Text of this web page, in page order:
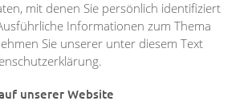
mit denen Sie persönlich identifiziert
Informationen zum Thema
Sie unserer unter diesem Text
unserer Website